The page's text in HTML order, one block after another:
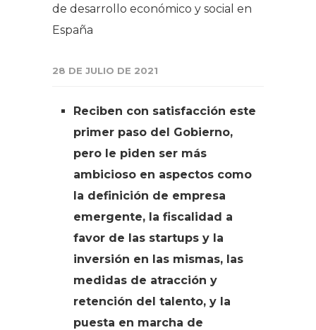
de desarrollo económico y social en
España
28 DE JULIO DE 2021
Reciben con satisfacción este
primer paso del Gobierno,
pero le piden ser más
ambicioso en aspectos como
la definición de empresa
emergente, la fiscalidad a
favor de las startups y la
inversión en las mismas, las
medidas de atracción y
retención del talento, y la
puesta en marcha de